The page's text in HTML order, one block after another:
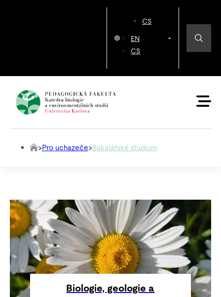
CS
EN
CS
> Pro uchazeče> Bakalářské studium
Biologie, geologie a